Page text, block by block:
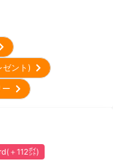
ゼント)
ー
＋112㌽)